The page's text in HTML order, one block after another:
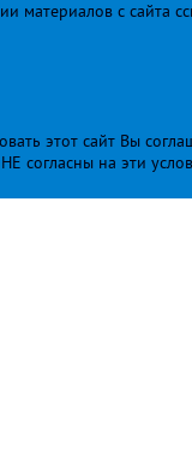
материалов с сайта
этот сайт Вы
согласны на эти